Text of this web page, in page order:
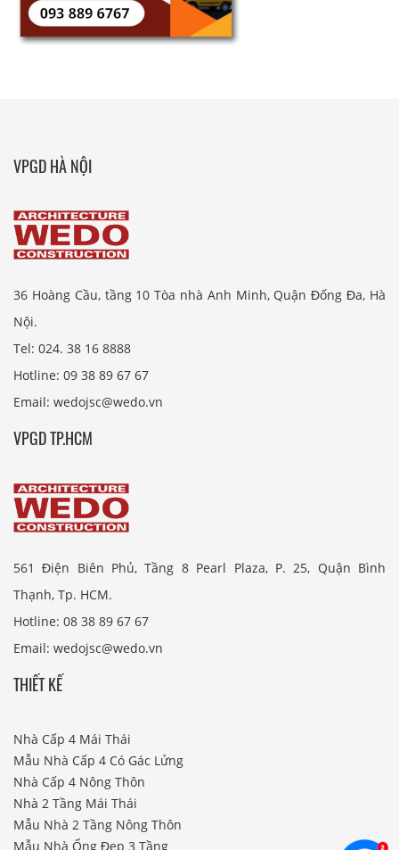
VPGD HÀ NỘI
36 Hoàng Cầu, tầng 10 Tòa nhà Anh Minh, Quận Đống Đa, Hà
Nội.
Tel: 024. 38 16 8888
Hotline: 09 38 89 67 67
Email: wedojsc@wedo.vn
VPGD TP.HCM
561 Điện Biên Phủ, Tầng 8 Pearl Plaza, P. 25, Quận Bình
Thạnh, Tp. HCM.
Hotline: 08 38 89 67 67
Email: wedojsc@wedo.vn
THIẾT KẾ
Nhà Cấp 4 Mái Thái
Mẫu Nhà Cấp 4 Có Gác Lửng
Nhà Cấp 4 Nông Thôn
Nhà 2 Tầng Mái Thái
Mẫu Nhà 2 Tầng Nông Thôn
Mẫu Nhà Ống Đẹp 3 Tầng